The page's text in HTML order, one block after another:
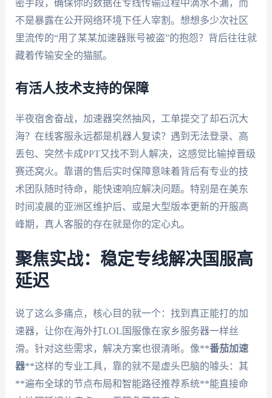
密手段，确保你的数据在专线传输过程中滴水不漏，而
不是暴露在公开网络环境下任人宰割。想想多少次社区
里流传的“用了某某加速器账号被盗”的抱怨？背后往往就
藏着传输安全的猫腻。
有活人技术支持的保障
半夜宿舍奋战，加速器突然抽风，工单提交了却石沉大
海？在线客服永远都是机器人复读？遇到无法登录、高
丢包、突然卡成PPT又找不到人解决，这感觉比输掉晋级
赛还窝火。靠谱的售后实时保障意味着背后有专业的技
术团队随时待命，能快速响应解决问题。特别是在美东
时间凌晨的亚洲区维护后、或是大型版本更新的开服高
峰期，真人客服的存在就是你的定心丸。
聚焦实战：稳定专线解决国服高
延迟
说了这么多痛点，核心目的就一个：找到真正能打的加
速器，让你在海外打LOL国服像在家乡服务器一样丝
滑。针对这些需求，解决方案也很清晰。像**番茄加速
器**这样的专业工具，靠的就不是虚头巴脑的噱头：其
**遍布全球的节点布局和智能路径推荐系统**能直接命